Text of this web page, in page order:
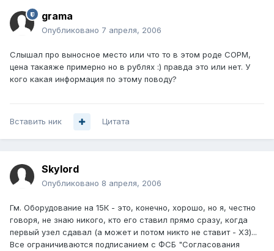
grama
Опубликовано 7 апреля, 2006
Слышал про выносное место или что то в этом роде СОРМ,
цена такаяже примерно но в рублях :) правда это или нет. У
кого какая информация по этому поводу?
Вставить ник Цитата
Skylord
Опубликовано 8 апреля, 2006
Гм. Оборудование на 15К - это, конечно, хорошо, но я, честно
говоря, не знаю никого, кто его ставил прямо сразу, когда
первый узел сдавал (а может и потом никто не ставит - ХЗ)...
Все ограничиваются подписанием с ФСБ "Согласования